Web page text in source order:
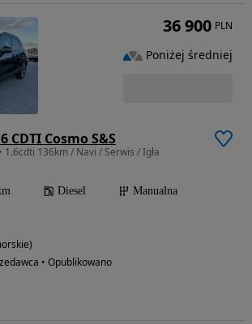
CDTI Cosmo S&S
1.6cdti 136km / Navi / Serwis / Igła
Diesel
Manualna
• Opublikowano
36 900 PLN
Poniżej średniej